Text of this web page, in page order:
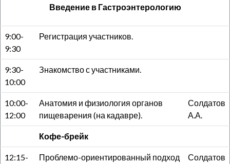
Введение в Гастроэнтерологию
9:00-
9:30
Регистрация участников.
9:30-
10:00
Знакомство с участниками.
10:00-
12:00
Анатомия и физиология органов
пищеварения (на кадавре).
Солдатов
А.А.
Кофе-брейк
12:15-
Проблемо-ориентированный подход
Солдатов